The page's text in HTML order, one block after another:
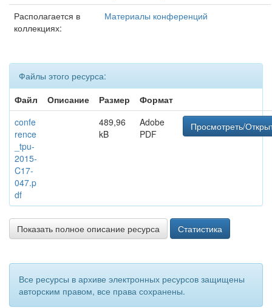
Располагается в
коллекциях:
Материалы конференций
Файлы этого ресурса:
Файл
Описание Размер
Формат
confe
rence
_tpu-
2015-
C17-
047.p
df
489,96
kB
Adobe
PDF
Просмотреть/
Показать полное описание ресурса Статистика
Все ресурсы в архиве электронных ресурсов защищены
авторским правом, все права сохранены.